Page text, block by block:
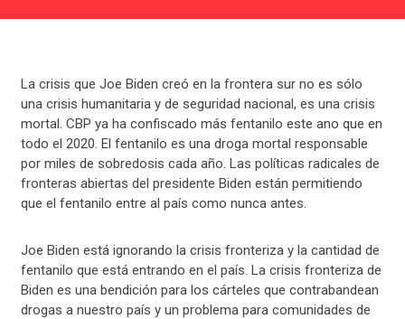
La crisis que Joe Biden creó en la frontera sur no es sólo
una crisis humanitaria y de seguridad nacional, es una crisis
mortal. CBP ya ha confiscado más fentanilo este ano que en
todo el 2020. El fentanilo es una droga mortal responsable
por miles de sobredosis cada año. Las políticas radicales de
fronteras abiertas del presidente Biden están permitiendo
que el fentanilo entre al país como nunca antes.
Joe Biden está ignorando la crisis fronteriza y la cantidad de
fentanilo que está entrando en el país. La crisis fronteriza de
Biden es una bendición para los cárteles que contrabandean
drogas a nuestro país y un problema para comunidades de